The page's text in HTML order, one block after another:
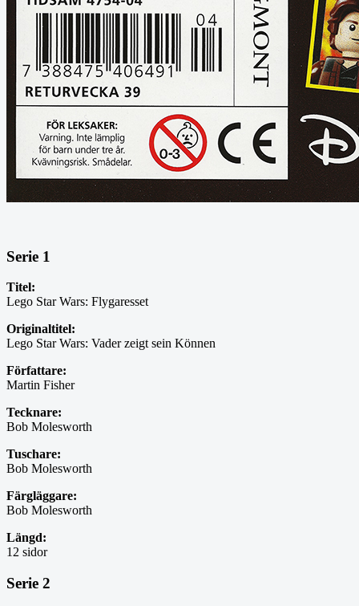
Serie 1
Titel:
Lego Star Wars: Flygaresset
Originaltitel:
Lego Star Wars: Vader zeigt sein Können
Författare:
Martin Fisher
Tecknare:
Bob Molesworth
Tuschare:
Bob Molesworth
Färgläggare:
Bob Molesworth
Längd:
12 sidor
Serie 2